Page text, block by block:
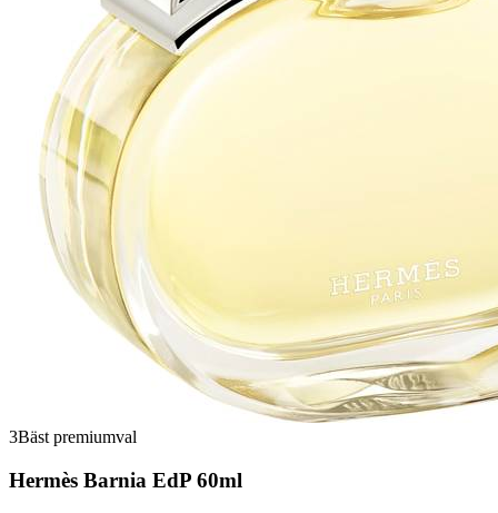
3Bäst premiumval
Hermès Barnia EdP 60ml